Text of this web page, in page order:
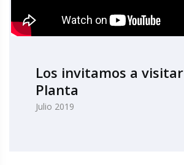
Los invitamos a
Planta
Julio 2019